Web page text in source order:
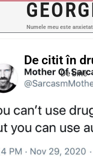
Numele meu este
De citit în
De bine